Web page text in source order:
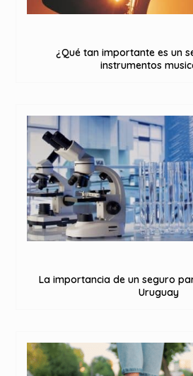
¿Qué tan importante es un
instrumentos
La importancia de un seguro
Uruguay